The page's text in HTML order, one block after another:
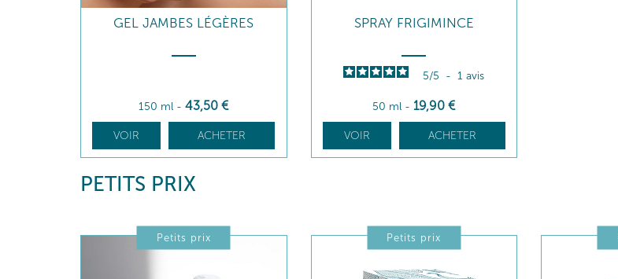
GEL JAMBES LÉGÈRES
150 ml -43,50 €
VOIR ACHETER
SPRAY FRIGIMINCE
5/5 - 1avis
50 ml -19,90 €
VOIR ACHETER
PETITS PRIX
Petits prix Petits prix